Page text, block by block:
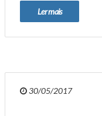
Ler mais
30/05/2017